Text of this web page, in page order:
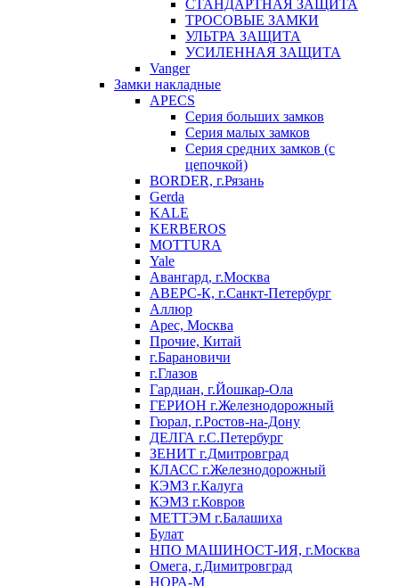
СТАНДАРТНАЯ ЗАЩИТА
ТРОСОВЫЕ ЗАМКИ
УЛЬТРА ЗАЩИТА
УСИЛЕННАЯ ЗАЩИТА
Vanger
Замки накладные
APECS
Серия больших замков
Серия малых замков
Серия средних замков (с
цепочкой)
BORDER, г.Рязань
Gerda
KALE
KERBEROS
MOTTURA
Yale
Авангард, г.Москва
АВЕРС-К, г.Санкт-Петербург
Аллюр
Арес, Москва
Прочие, Китай
г.Барановичи
г.Глазов
Гардиан, г.Йошкар-Ола
ГЕРИОН г.Железнодорожный
Гюрал, г.Ростов-на-Дону
ДЕЛГА г.С.Петербург
ЗЕНИТ г.Дмитровград
КЛАСС г.Железнодорожный
КЭМЗ г.Калуга
КЭМЗ г.Ковров
МЕТТЭМ г.Балашиха
Булат
НПО МАШИНОСТ-ИЯ, г.Москва
Омега, г.Димитровград
НОРА-М